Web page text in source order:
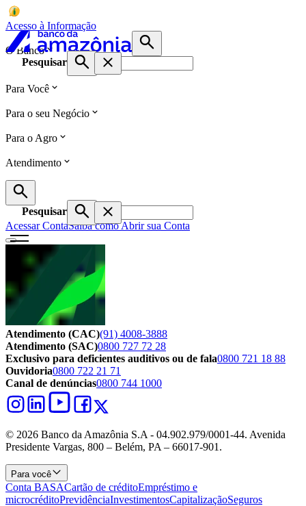
Acesso à Informação
O Banco
Pesquisar
Para Você
Para o seu Negócio
Para o Agro
Atendimento
Pesquisar
Acessar ContaSaiba como Abrir sua Conta
Atendimento (CAC)(91) 4008-3888
Atendimento (SAC)0800 727 72 28
Exclusivo para deficientes auditivos ou de fala0800 721 18 88
Ouvidoria0800 722 21 71
Canal de denúncias0800 744 1000
© 2026 Banco da Amazônia S.A - 04.902.979/0001‐44. Avenida
Presidente Vargas, 800 – Belém, PA – 66017-901.
Para você
Conta BASACartão de créditoEmpréstimo e
microcréditoPrevidênciaInvestimentosCapitalizaçãoSeguros